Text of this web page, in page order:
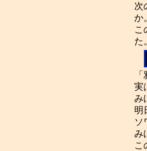
次
か。
こ
た
実
み
明
ソ
み
こ